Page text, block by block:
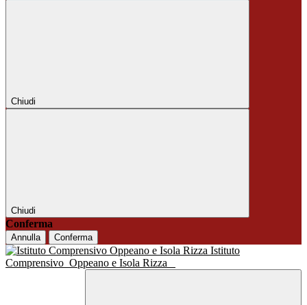
Chiudi
Chiudi
Conferma
Annulla Conferma
Istituto
Comprensivo Oppeano e Isola Rizza